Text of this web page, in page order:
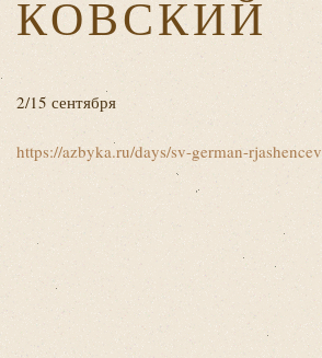
КОВ­СКИЙ
2/15 сентября
https://azbyka.ru/days/sv-german-rjashencev